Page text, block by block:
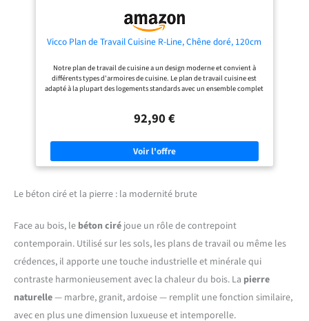
Vicco Plan de Travail Cuisine R-Line, Chêne doré, 120cm
Notre plan de travail de cuisine a un design moderne et convient à
différents types d'armoires de cuisine. Le plan de travail cuisine est
adapté à la plupart des logements standards avec un ensemble complet
cm - Hauteur, 60 cm - Profondeur. Toutes les tailles détaillées sont
d’un panneau de particules de 28 mm, facile d’entretien, revêtu de
résine mélaminée, avec une couche de protection en stratifié HPL sur le
dessus et sur tous les côtés. CONTENU DE LA LIVRAISON : Plan de travail
de cuisine, 2 profils de finition latéraux, notice de montage, matériel
92,90 €
Le béton ciré et la pierre : la modernité brute
Face au bois, le béton ciré joue un rôle de contrepoint
contemporain. Utilisé sur les sols, les plans de travail ou même les
crédences, il apporte une touche industrielle et minérale qui
contraste harmonieusement avec la chaleur du bois. La pierre
naturelle— marbre, granit, ardoise — remplit une fonction similaire,
avec en plus une dimension luxueuse et intemporelle.